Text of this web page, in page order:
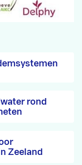
rond
Zeeland